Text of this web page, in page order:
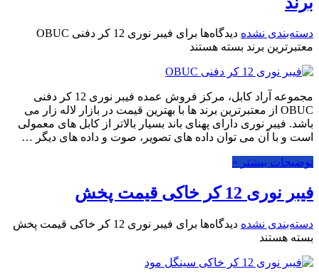
دسته‌بندی نشده دیدگاه‌ها
برای فیبر نوری 12 کر دفنی OBUC
معتبرترین برند بسته هستند
مجموعه آراد کابل، مرکز فروش عمده فیبر نوری 12 کر دفنی
OBUC از معتبرترین برند ها با بهترین قیمت در بازار لاله زار می
باشد. فیبر نوری دارای پهنای باند بسیار بالاتر از کابل های معمولی
است و با آن می توان داده های تصویر، صوت و داده های دیگر …
توضیحات بیشتر »
فیبر نوری 12 کر خاکی قیمت پخش
دسته‌بندی نشده دیدگاه‌ها برای فیبر نوری 12 کر خاکی قیمت پخش
بسته هستند